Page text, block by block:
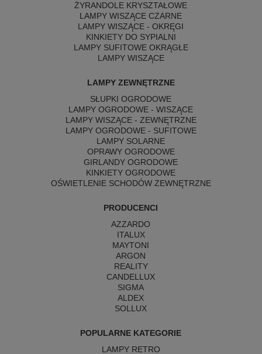
ŻYRANDOLE KRYSZTAŁOWE
LAMPY WISZĄCE CZARNE
LAMPY WISZĄCE - OKRĘGI
KINKIETY DO SYPIALNI
LAMPY SUFITOWE OKRĄGŁE
LAMPY WISZĄCE
LAMPY ZEWNĘTRZNE
SŁUPKI OGRODOWE
LAMPY OGRODOWE - WISZĄCE
LAMPY WISZĄCE - ZEWNĘTRZNE
LAMPY OGRODOWE - SUFITOWE
LAMPY SOLARNE
OPRAWY OGRODOWE
GIRLANDY OGRODOWE
KINKIETY OGRODOWE
OŚWIETLENIE SCHODÓW ZEWNĘTRZNE
PRODUCENCI
AZZARDO
ITALUX
MAYTONI
ARGON
REALITY
CANDELLUX
SIGMA
ALDEX
SOLLUX
POPULARNE KATEGORIE
LAMPY RETRO